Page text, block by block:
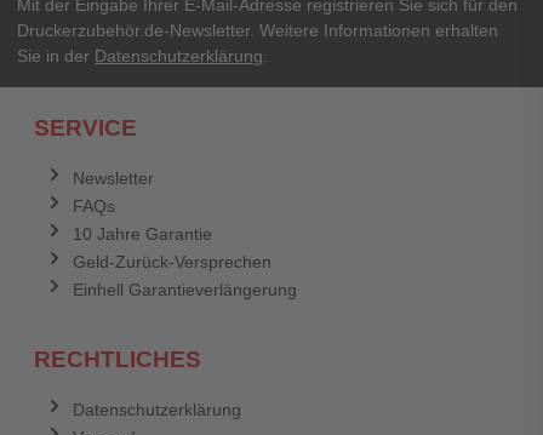
Mit der Eingabe Ihrer E-Mail-Adresse registrieren Sie sich für den
Druckerzubehör.de-Newsletter. Weitere Informationen erhalten
Sie in der Datenschutzerklärung.
SERVICE
Newsletter
FAQs
10 Jahre Garantie
Geld-Zurück-Versprechen
Einhell Garantieverlängerung
RECHTLICHES
Datenschutzerklärung